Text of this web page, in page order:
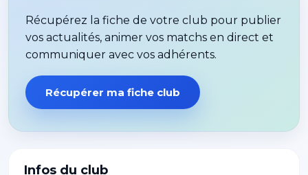
Infos du club
Récupérez la fiche de votre club pour publier
vos actualités, animer vos matchs en direct et
communiquer avec vos adhérents.
Récupérer ma fiche club